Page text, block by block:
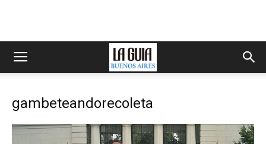
gambeteandorecoleta